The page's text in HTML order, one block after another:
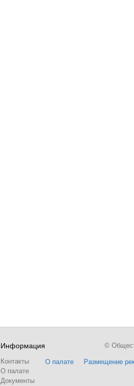
Информация
Контакты
О палате
Документы
О палате Размещение
©